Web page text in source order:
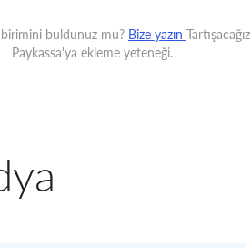
buldunuz mu? Bize yazın Tartışacağız
Paykassa'ya ekleme yeteneği.